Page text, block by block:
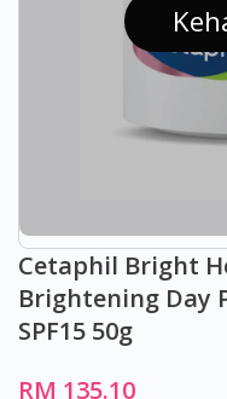
Cetaphil Bright
Brightening Day
SPF15 50g
RM 135.10